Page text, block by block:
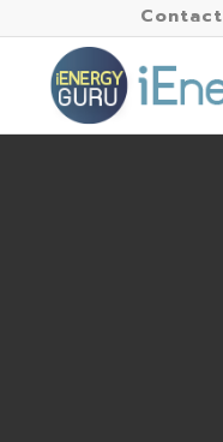
Contact